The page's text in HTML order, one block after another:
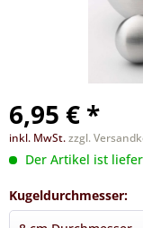
6,95 € *
inkl. MwSt.zzgl.
Der Artikel ist
Kugeldurchmesser: